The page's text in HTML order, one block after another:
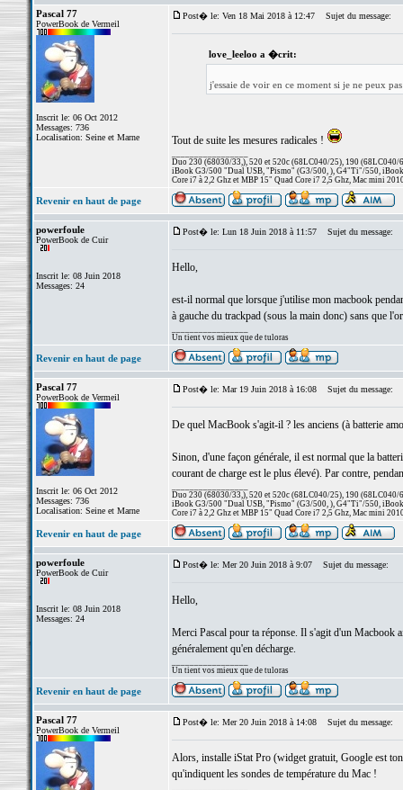
Pascal 77
PowerBook de Vermeil
Inscrit le: 06 Oct 2012
Messages: 736
Localisation: Seine et Marne
Post� le: Ven 18 Mai 2018 à 12:47 Sujet du message:
love_leeloo a �crit:
j'essaie de voir en ce moment si je ne peux
Tout de suite les mesures radicales !
Duo 230 (68030/33,), 520 et 520c (68LC040/25), 190 (68LC040/
iBook G3/500 "Dual USB, "Pismo" (G3/500, ), G4"Ti"/550,
Core i7 à 2,2 Ghz et MBP 15" Quad Core i7 2,5 Ghz, Mac mini
Revenir en haut de page
powerfoule
PowerBook de Cuir
Inscrit le: 08 Juin 2018
Messages: 24
Post� le: Lun 18 Juin 2018 à 11:57 Sujet du message:
Hello,
est-il normal que lorsque j'utilise mon macbook
à gauche du trackpad (sous la main donc) sans que
Un tient vos mieux que de tuloras
Revenir en haut de page
Pascal 77
PowerBook de Vermeil
Inscrit le: 06 Oct 2012
Messages: 736
Localisation: Seine et Marne
Post� le: Mar 19 Juin 2018 à 16:08 Sujet du message:
De quel MacBook s'agit-il ? les anciens (à batterie
Sinon, d'une façon générale, il est normal que la
courant de charge est le plus élevé). Par contre,
Duo 230 (68030/33,), 520 et 520c (68LC040/25), 190 (68LC040/
iBook G3/500 "Dual USB, "Pismo" (G3/500, ), G4"Ti"/550,
Core i7 à 2,2 Ghz et MBP 15" Quad Core i7 2,5 Ghz, Mac mini
Revenir en haut de page
powerfoule
PowerBook de Cuir
Inscrit le: 08 Juin 2018
Messages: 24
Post� le: Mer 20 Juin 2018 à 9:07 Sujet du message:
Hello,
Merci Pascal pour ta réponse. Il s'agit d'un Macbook
généralement qu'en décharge.
Un tient vos mieux que de tuloras
Revenir en haut de page
Pascal 77
PowerBook de Vermeil
Post� le: Mer 20 Juin 2018 à 14:08 Sujet du message:
Alors, installe iStat Pro (widget gratuit, Google est
qu'indiquent les sondes de température du Mac !